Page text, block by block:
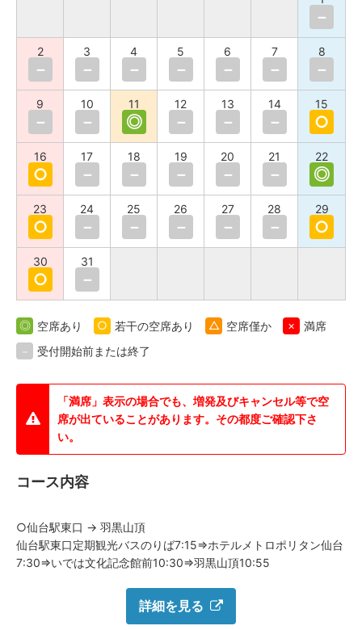
－
2
－
3
－
4
－
5
－
6
－
7
－
8
－
9
－
10
－
11
◎
12
－
13
－
14
－
15
○
16
○
17
－
18
－
19
－
20
－
21
－
22
◎
23
○
24
－
25
－
26
－
27
－
28
－
29
○
30
○
31
－
◎ 空席あり ○ 若干の空席あり △ 空席僅か ×
満席
受付開始前または終了
「満席」表示の場合でも、増発及びキャンセル等で空
席が出ていることがあります。その都度ご確認下さ
い。
コース内容
○仙台駅東口 → 羽黒山頂
仙台駅東口定期観光バスのりば7:15⇒ホテルメトロポリタン仙台
7:30⇒いでは文化記念館前10:30⇒羽黒山頂10:55
詳細を見る